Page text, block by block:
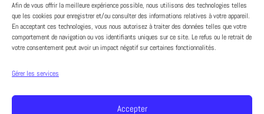
Afin de vous offrir la meilleure expérience possible, nous utilisons des technologies telles
que les cookies pour enregistrer et/ou consulter des informations relatives à votre appareil.
En acceptant ces technologies, vous nous autorisez à traiter des données telles que votre
comportement de navigation ou vos identifiants uniques sur ce site. Le refus ou le retrait de
votre consentement peut avoir un impact négatif sur certaines fonctionnalités.
Gérer les services
Accepter
VE :10:00 – 19:00
Infos pratiques
À propos